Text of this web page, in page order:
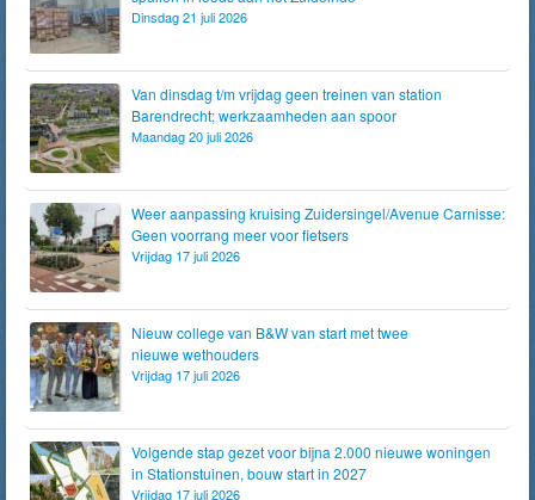
Dinsdag 21 juli 2026
Van dinsdag t/m vrijdag geen treinen van station
Barendrecht; werkzaamheden aan spoor
Maandag 20 juli 2026
Weer aanpassing kruising Zuidersingel/Avenue Carnisse:
Geen voorrang meer voor fietsers
Vrijdag 17 juli 2026
Nieuw college van B&W van start met twee
nieuwe wethouders
Vrijdag 17 juli 2026
Volgende stap gezet voor bijna 2.000 nieuwe woningen
in Stationstuinen, bouw start in 2027
Vrijdag 17 juli 2026